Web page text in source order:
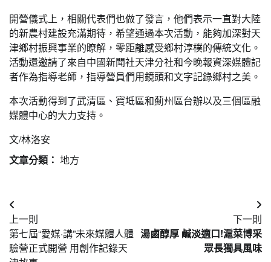
開營儀式上，相關代表們也做了發言，他們表示一直對大陸
的新農村建設充滿期待，希望通過本次活動，能夠加深對天
津鄉村振興事業的瞭解，零距離感受鄉村淳樸的傳統文化。
活動還邀請了來自中國新聞社天津分社和今晚報資深媒體記
者作為指導老師，指導營員們用鏡頭和文字記錄鄉村之美。
本次活動得到了武清區、寶坻區和薊州區台辦以及三個區融
媒體中心的大力支持。
文/林洛安
文章分類： 地方
文
章
導
上一則
第七屆“愛媒·講”未來媒體人體
驗營正式開營 用創作記錄天
下一則
湯鹵醇厚 鹹淡適口!滬菜博采
眾長獨具風味